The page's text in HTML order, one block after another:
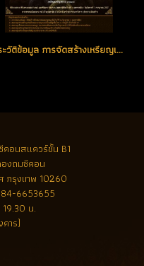
ประวัติข้อมูล การจัดสร้างเหรียญเจริญพร 2 หลวงพ่อคูณ ปริสุทฺโธ วัดบ้านไร่ จ.นครราชสีมา ที่ควรรู้และน่าติดตามประวัติในการจัดสร้างสำหรับรุ่นนี้เป็นอย่างยิ่ง
คอนสแควร์ชั้น B1
งถมซีคอน
กรุงเทพ 10260
6653655
19.30 น.
าร)